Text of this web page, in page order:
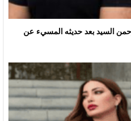
السيد بعد حديثه المسيء عن